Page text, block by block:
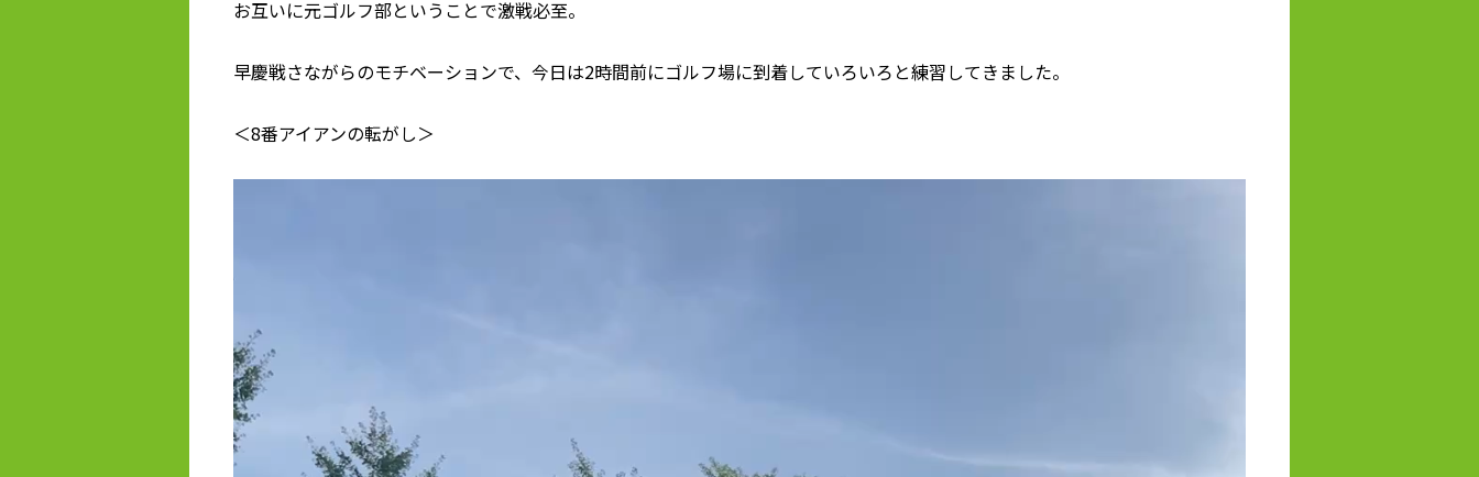
お互いに元ゴルフ部ということで激戦必至。
早慶戦さながらのモチベーションで、今日は2時間前にゴルフ場に到着していろいろと練習してきました。
＜8番アイアンの転がし＞